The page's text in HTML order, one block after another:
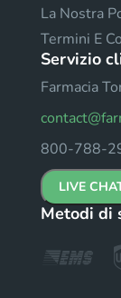
La Nostra
Termini E
Servizio
Farmacia
800-788-
LIVE
Metodi di